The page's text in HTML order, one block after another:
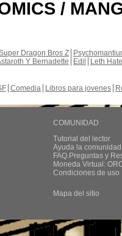
/
Dragon Bros Z
Y Bernadette Edil
Leth Hate
Comedia Libros para jovenes
COMUNIDAD
Tutorial del lector
Ayuda la
FAQ.Preguntas y
Moneda Virtual:
Condiciones de uso
Mapa del sitio